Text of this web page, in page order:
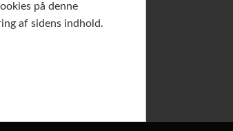
på denne
af sidens indhold.